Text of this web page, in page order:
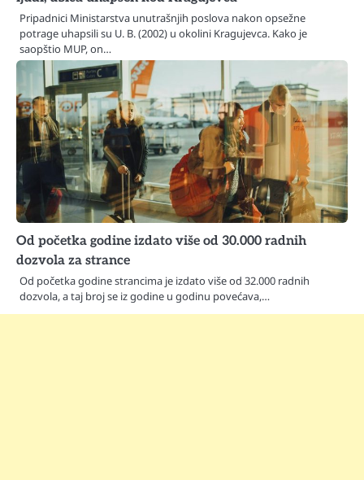
Pripadnici Ministarstva unutrašnjih poslova nakon opsežne
potrage uhapsili su U. B. (2002) u okolini Kragujevca. Kako je
saopštio MUP, on…
Od početka godine izdato više od 30.000 radnih
dozvola za strance
Od početka godine strancima je izdato više od 32.000 radnih
dozvola, a taj broj se iz godine u godinu povećava,…